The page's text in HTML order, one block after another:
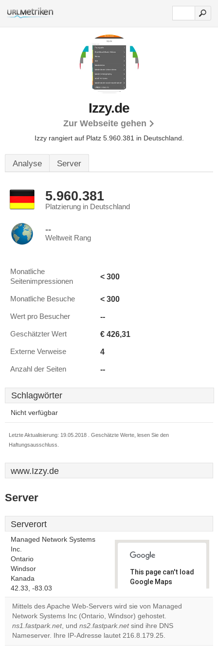
Izzy.de
Zur Webseite gehen
Izzy rangiert auf Platz 5.960.381 in Deutschland.
Analyse Server
5.960.381
Platzierung in Deutschland
--
Weltweit Rang
Monatliche
Seitenimpressionen
< 300
Monatliche Besuche < 300
Wert pro Besucher --
Geschätzter Wert € 426,31
Externe Verweise 4
Anzahl der Seiten --
Schlagwörter
Nicht verfügbar
Letzte Aktualisierung: 19.05.2018 . Geschätzte Werte, lesen Sie den
Haftungsausschluss.
www.Izzy.de
Server
Serverort
Managed Network Systems
Inc.
Ontario
Windsor
Kanada
42.33, -83.03
This page can't load
Google Maps
Do you
own this
website?
Mittels des Apache Web-Servers wird sie von Managed
Network Systems Inc (Ontario, Windsor) gehostet.
ns1.fastpark.net, und ns2.fastpark.netsind ihre DNS
Nameserver. Ihre IP-Adresse lautet 216.8.179.25.